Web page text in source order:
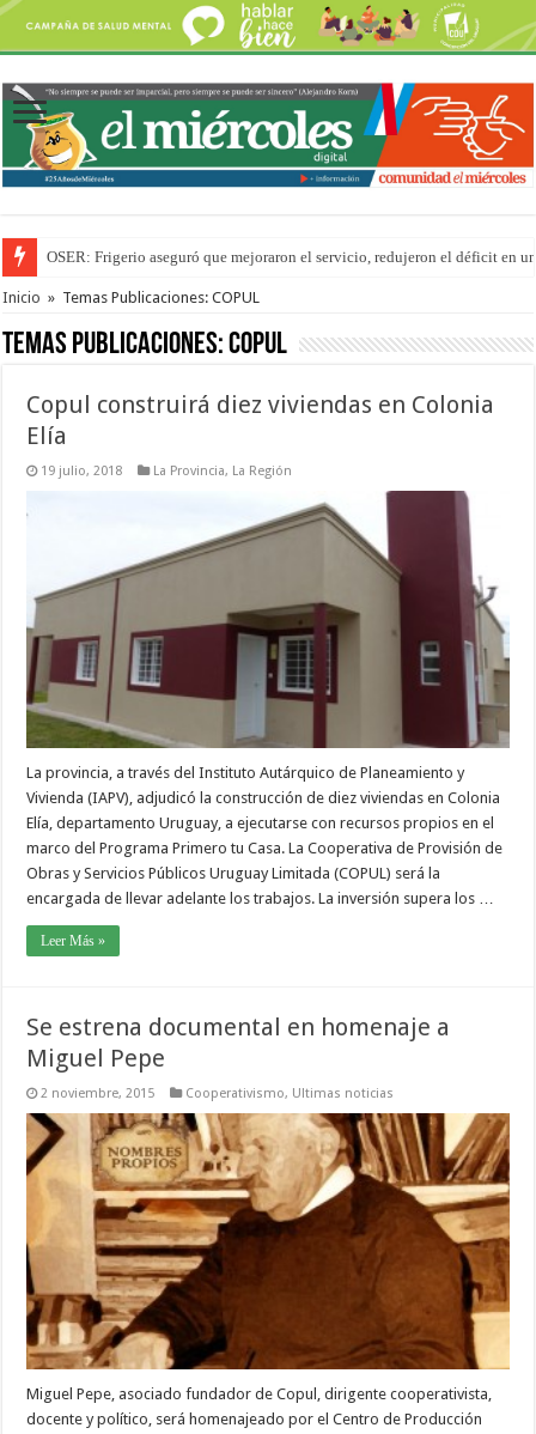
OSER: Frigerio aseguró que mejoraron el servicio, redujeron el déficit en
La Justicia suspende los ultraprocesados en las viandas escolares de Entre
Inicio » Temas Publicaciones: COPUL
Temas Publicaciones:COPUL
Copul construirá diez viviendas en Colonia
Elía
19 julio, 2018 La Provincia, La Región
La provincia, a través del Instituto Autárquico de Planeamiento y
Vivienda (IAPV), adjudicó la construcción de diez viviendas en Colonia
Elía, departamento Uruguay, a ejecutarse con recursos propios en el
marco del Programa Primero tu Casa. La Cooperativa de Provisión de
Obras y Servicios Públicos Uruguay Limitada (COPUL) será la
encargada de llevar adelante los trabajos. La inversión supera los …
Leer Más »
Se estrena documental en homenaje a
Miguel Pepe
2 noviembre, 2015 Cooperativismo, Ultimas noticias
Miguel Pepe, asociado fundador de Copul, dirigente cooperativista,
docente y político, será homenajeado por el Centro de Producción